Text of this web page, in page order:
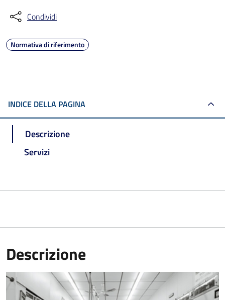
Condividi
Normativa di riferimento
INDICE DELLA PAGINA
Descrizione
Servizi
Descrizione